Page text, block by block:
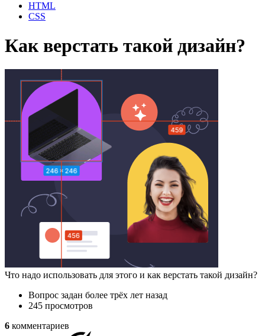
HTML
CSS
Как верстать такой дизайн?
Что надо использовать для этого и как верстать такой дизайн?
Вопрос задан более трёх лет назад
245 просмотров
6 комментариев